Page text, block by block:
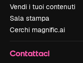
Vendi i tuoi contenuti
Sala stampa
Cerchi magnific.ai
Contattaci